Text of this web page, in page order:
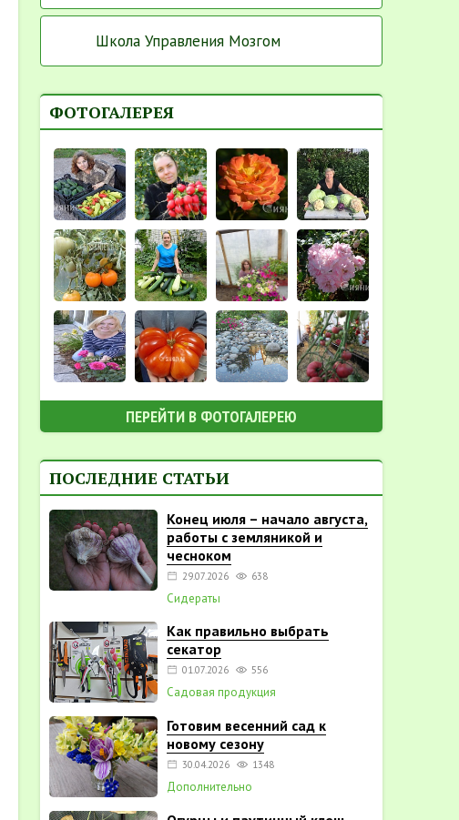
Школа Управления Мозгом
ФОТОГАЛЕРЕЯ
ПЕРЕЙТИ В ФОТОГАЛЕРЕЮ
ПОСЛЕДНИЕ СТАТЬИ
Конец июля – начало августа,
работы с земляникой и
чесноком
29.07.2026 638
Сидераты
Как правильно выбрать
секатор
01.07.2026 556
Садовая продукция
Готовим весенний сад к
новому сезону
30.04.2026 1348
Дополнительно